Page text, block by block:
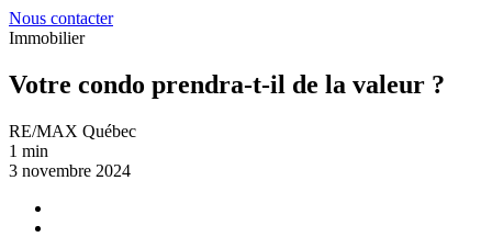
Nous contacter
Immobilier
Votre condo prendra-t-il de la valeur ?
RE/MAX Québec
1 min
3 novembre 2024